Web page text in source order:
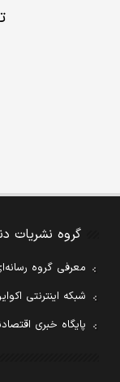
گروه نشریات
معرفی گروه
شبکه اینترنتی
پایگاه خبری